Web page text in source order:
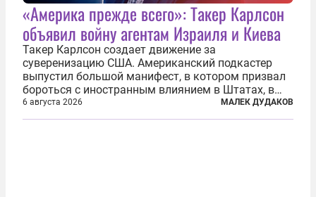
«Америка прежде всего»: Такер Карлсон
объявил войну агентам Израиля и Киева
Такер Карлсон создает движение за
суверенизацию США. Американский подкастер
выпустил большой манифест, в котором призвал
бороться с иностранным влиянием в Штатах, в
первую очередь имея в виду Израиль. А также
прекратить заморские войны, выплатить
6 августа 2026 МАЛЕК ДУДАКОВ